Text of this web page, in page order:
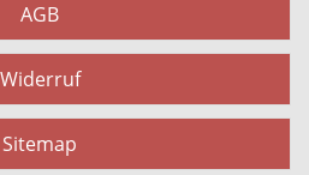
AGB
Widerruf
Sitemap